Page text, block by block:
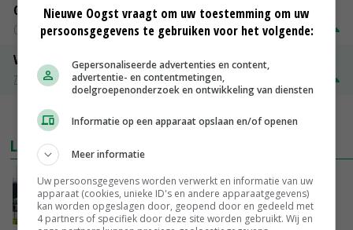
Gerst
Groningen
€ 197,00 € 2,00
Volle melkpoeder
Zuivel NL
MEER MARKTPRIJZEN
LAATSTE NIEUWS
Gemiddelde Europese melkprijs daalt licht in
juni
VANDAAG, 17:04
Nieuwe Oogst vraagt om uw toestemming om uw
persoonsgegevens te gebruiken voor het volgende:
Gepersonaliseerde advertenties en content,
advertentie- en contentmetingen,
doelgroepenonderzoek en ontwikkeling van diensten
Informatie op een apparaat opslaan en/of openen
Meer informatie
Uw persoonsgegevens worden verwerkt en informatie van uw
apparaat (cookies, unieke ID's en andere apparaatgegevens)
kan worden opgeslagen door, geopend door en gedeeld met
4 partners of specifiek door deze site worden gebruikt. Wij en